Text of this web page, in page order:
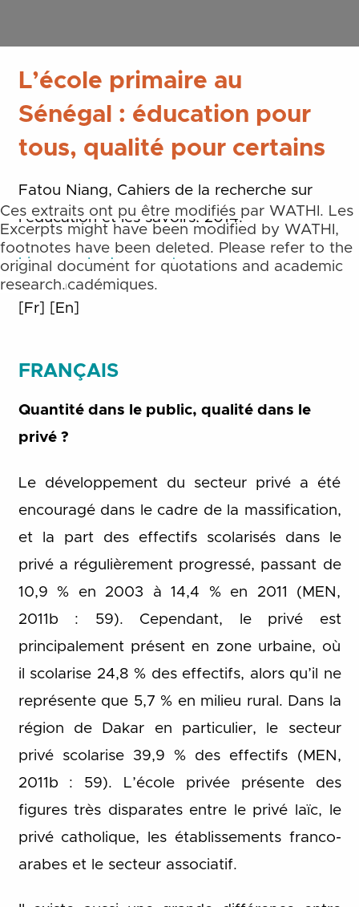
L’école primaire au
Sénégal : éducation pour
tous, qualité pour certains
Fatou Niang, Cahiers de la recherche sur
l’éducation et les savoirs, 2014.
Lien vers le document
[Fr] [En]
FRANÇAIS
Quantité dans le public, qualité dans le
privé ?
Le développement du secteur privé a été
encouragé dans le cadre de la massification,
et la part des effectifs scolarisés dans le
privé a régulièrement progressé, passant de
10,9 % en 2003 à 14,4 % en 2011 (MEN,
2011b : 59). Cependant, le privé est
principalement présent en zone urbaine, où
il scolarise 24,8 % des effectifs, alors qu’il ne
représente que 5,7 % en milieu rural. Dans la
région de Dakar en particulier, le secteur
privé scolarise 39,9 % des effectifs (MEN,
2011b : 59). L’école privée présente des
figures très disparates entre le privé laïc, le
privé catholique, les établissements franco-
arabes et le secteur associatif.
Ces extraits ont pu être modifiés par WATHI. Les
notes de bas et de fin de page ne sont pas
reprises. Merci de toujours vous référer aux
documents originaux pour des citations et des
travaux académiques.
Excerpts might have been modified by WATHI,
footnotes have been deleted. Please refer to the
original document for quotations and academic
research.